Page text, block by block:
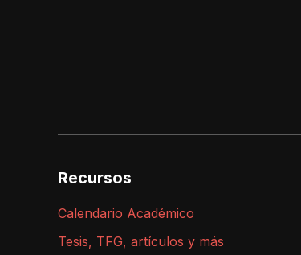
Recursos
Calendario Académico
Tesis, TFG, artículos y más